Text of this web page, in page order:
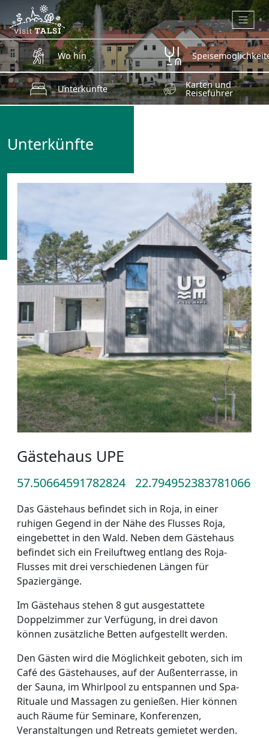
Zum Hauptinhalt springen
Wo hin
Unterkünfte Karten und
Reiseführer
Unterkünfte
Gästehaus UPE
57.50664591782824 22.794952383781066
Das Gästehaus befindet sich in Roja, in einer
ruhigen Gegend in der Nähe des Flusses Roja,
eingebettet in den Wald. Neben dem Gästehaus
befindet sich ein Freiluftweg entlang des Roja-
Flusses mit drei verschiedenen Längen für
Spaziergänge.
Im Gästehaus stehen 8 gut ausgestattete
Doppelzimmer zur Verfügung, in drei davon
können zusätzliche Betten aufgestellt werden.
Den Gästen wird die Möglichkeit geboten, sich im
Café des Gästehauses, auf der Außenterrasse, in
der Sauna, im Whirlpool zu entspannen und Spa-
Rituale und Massagen zu genießen. Hier können
auch Räume für Seminare, Konferenzen,
Veranstaltungen und Retreats gemietet werden.